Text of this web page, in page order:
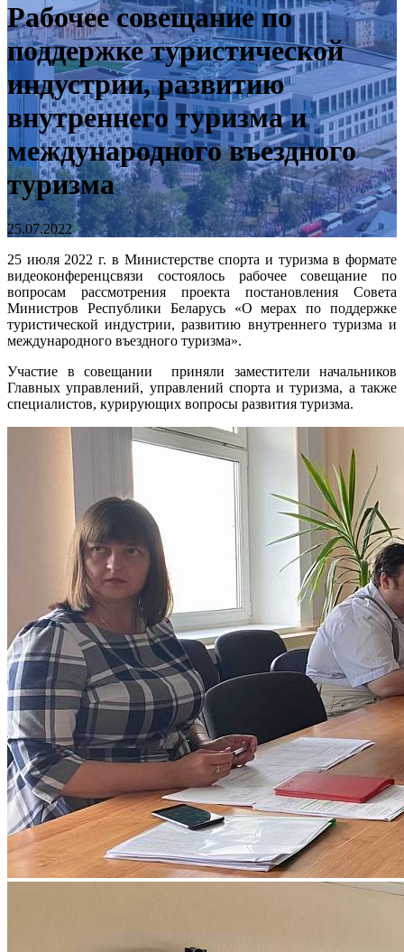
Рабочее совещание по
поддержке туристической
индустрии, развитию
внутреннего туризма и
международного въездного
туризма
25.07.2022
25 июля 2022 г. в Министерстве спорта и туризма в формате
видеоконференцсвязи состоялось рабочее совещание по
вопросам рассмотрения проекта постановления Совета
Министров Республики Беларусь «О мерах по поддержке
туристической индустрии, развитию внутреннего туризма и
международного въездного туризма».
Участие в совещании приняли заместители начальников
Главных управлений, управлений спорта и туризма, а также
специалистов, курирующих вопросы развития туризма.